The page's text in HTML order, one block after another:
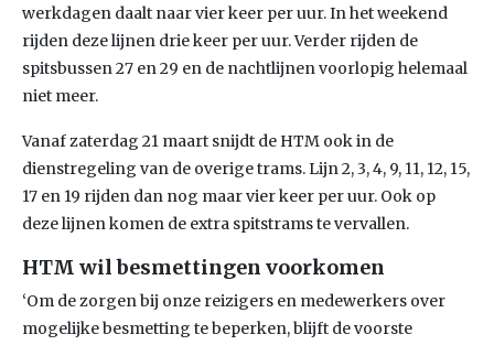
werkdagen daalt naar vier keer per uur. In het weekend
rijden deze lijnen drie keer per uur. Verder rijden de
spitsbussen 27 en 29 en de nachtlijnen voorlopig helemaal
niet meer.
Vanaf zaterdag 21 maart snijdt de HTM ook in de
dienstregeling van de overige trams. Lijn 2, 3, 4, 9, 11, 12, 15,
17 en 19 rijden dan nog maar vier keer per uur. Ook op
deze lijnen komen de extra spitstrams te vervallen.
HTM wil besmettingen voorkomen
‘Om de zorgen bij onze reizigers en medewerkers over
mogelijke besmetting te beperken, blijft de voorste